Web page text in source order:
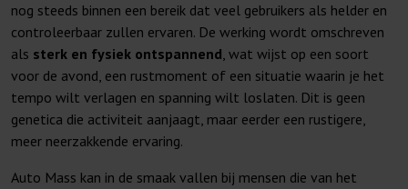
nog steeds binnen een bereik dat veel gebruikers als helder en
controleerbaar zullen ervaren. De werking wordt omschreven
als sterk en fysiek ontspannend, wat wijst op een soort
voor de avond, een rustmoment of een situatie waarin je het
tempo wilt verlagen en spanning wilt loslaten. Dit is geen
genetica die activiteit aanjaagt, maar eerder een rustigere,
meer neerzakkende ervaring.
Auto Mass kan in de smaak vallen bij mensen die van het